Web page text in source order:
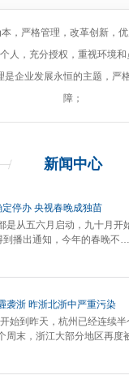
，严格管理，改革创新，
人，充分授权，重视环境
是企业发展永恒的主题，严
障；
新闻 中心
停办 央视春晚成独苗
是从五六月启动，九十月开
到播出通知，今年的春晚不…
袭浙 昨浙北浙中严重污染
始到昨天，杭州已经连续
周末，浙江大部分地区再度